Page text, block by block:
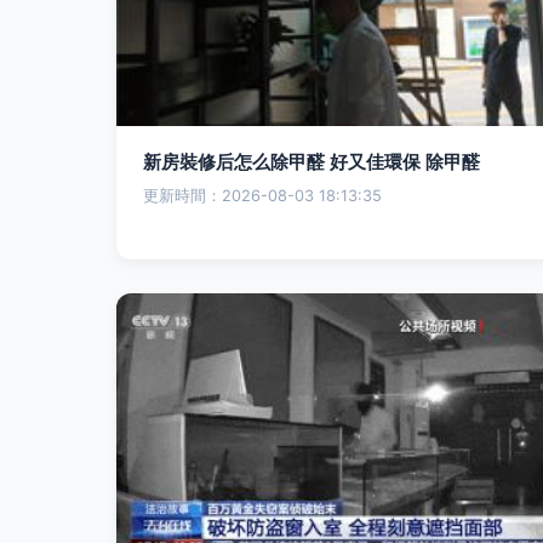
新房裝修后怎么除甲醛 好又佳環保 除甲醛
更新時間：2026-08-03 18:13:35